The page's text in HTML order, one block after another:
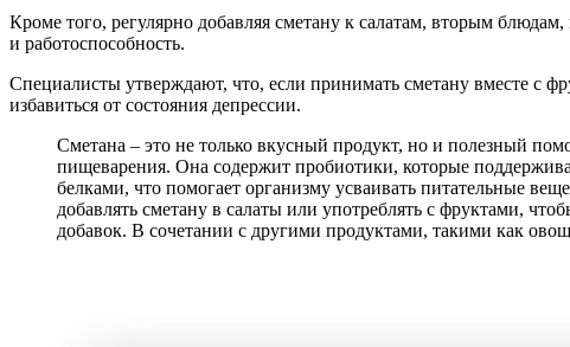
Кроме того, регулярно добавляя сметану к салатам, вторым
и работоспособность.
Специалисты утверждают, что, если принимать сметану вместе с
избавиться от состояния депрессии.
Сметана – это не только вкусный продукт, но и полезный
пищеварения. Она содержит пробиотики, которые
белками, что помогает организму усваивать питательные
добавлять сметану в салаты или употреблять с фруктами,
добавок. В сочетании с другими продуктами, такими как